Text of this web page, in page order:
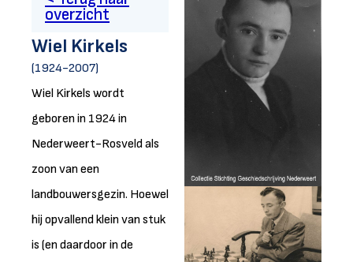
overzicht
Wiel Kirkels
(1924-2007)
Wiel Kirkels wordt
geboren in 1924 in
Nederweert-Rosveld als
zoon van een
landbouwersgezin. Hoewel
hij opvallend klein van stuk
is (en daardoor in de